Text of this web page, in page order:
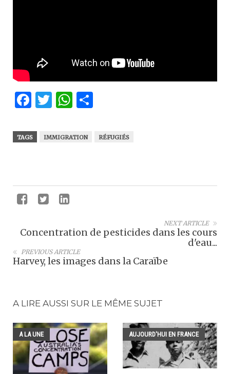
Facebook
Twitter
WhatsApp
TAGS IMMIGRATION RÉFUGIÉS
NEXT ARTICLE
Concentration de pesticides dans les cours
d'eau...
PREVIOUS ARTICLE
Harvey, les images dans la Caraïbe
A LIRE AUSSI SUR LE MÊME SUJET
A LA UNE AUJOURD'HUI EN FRANCE